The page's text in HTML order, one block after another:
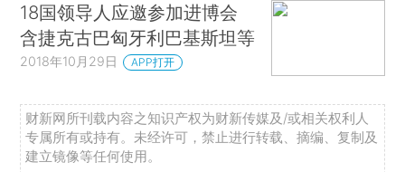
18国领导人应邀参加进博会
含捷克古巴匈牙利巴基斯坦等
2018年10月29日 APP打开
财新网所刊载内容之知识产权为财新传媒及/或相关权利人
专属所有或持有。未经许可，禁止进行转载、摘编、复制及
建立镜像等任何使用。